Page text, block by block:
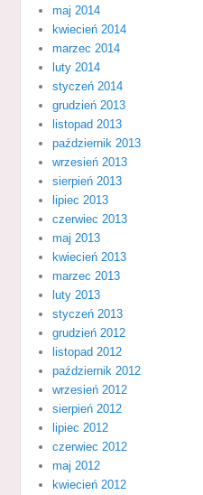
maj 2014
kwiecień 2014
marzec 2014
luty 2014
styczeń 2014
grudzień 2013
listopad 2013
październik 2013
wrzesień 2013
sierpień 2013
lipiec 2013
czerwiec 2013
maj 2013
kwiecień 2013
marzec 2013
luty 2013
styczeń 2013
grudzień 2012
listopad 2012
październik 2012
wrzesień 2012
sierpień 2012
lipiec 2012
czerwiec 2012
maj 2012
kwiecień 2012